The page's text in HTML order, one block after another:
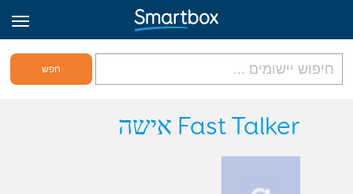
גריד אונלייןFast Talker אישה